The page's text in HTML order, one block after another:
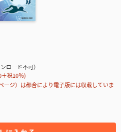
ロード不可）
税10％)
ージ）は都合により電子版には収載していま